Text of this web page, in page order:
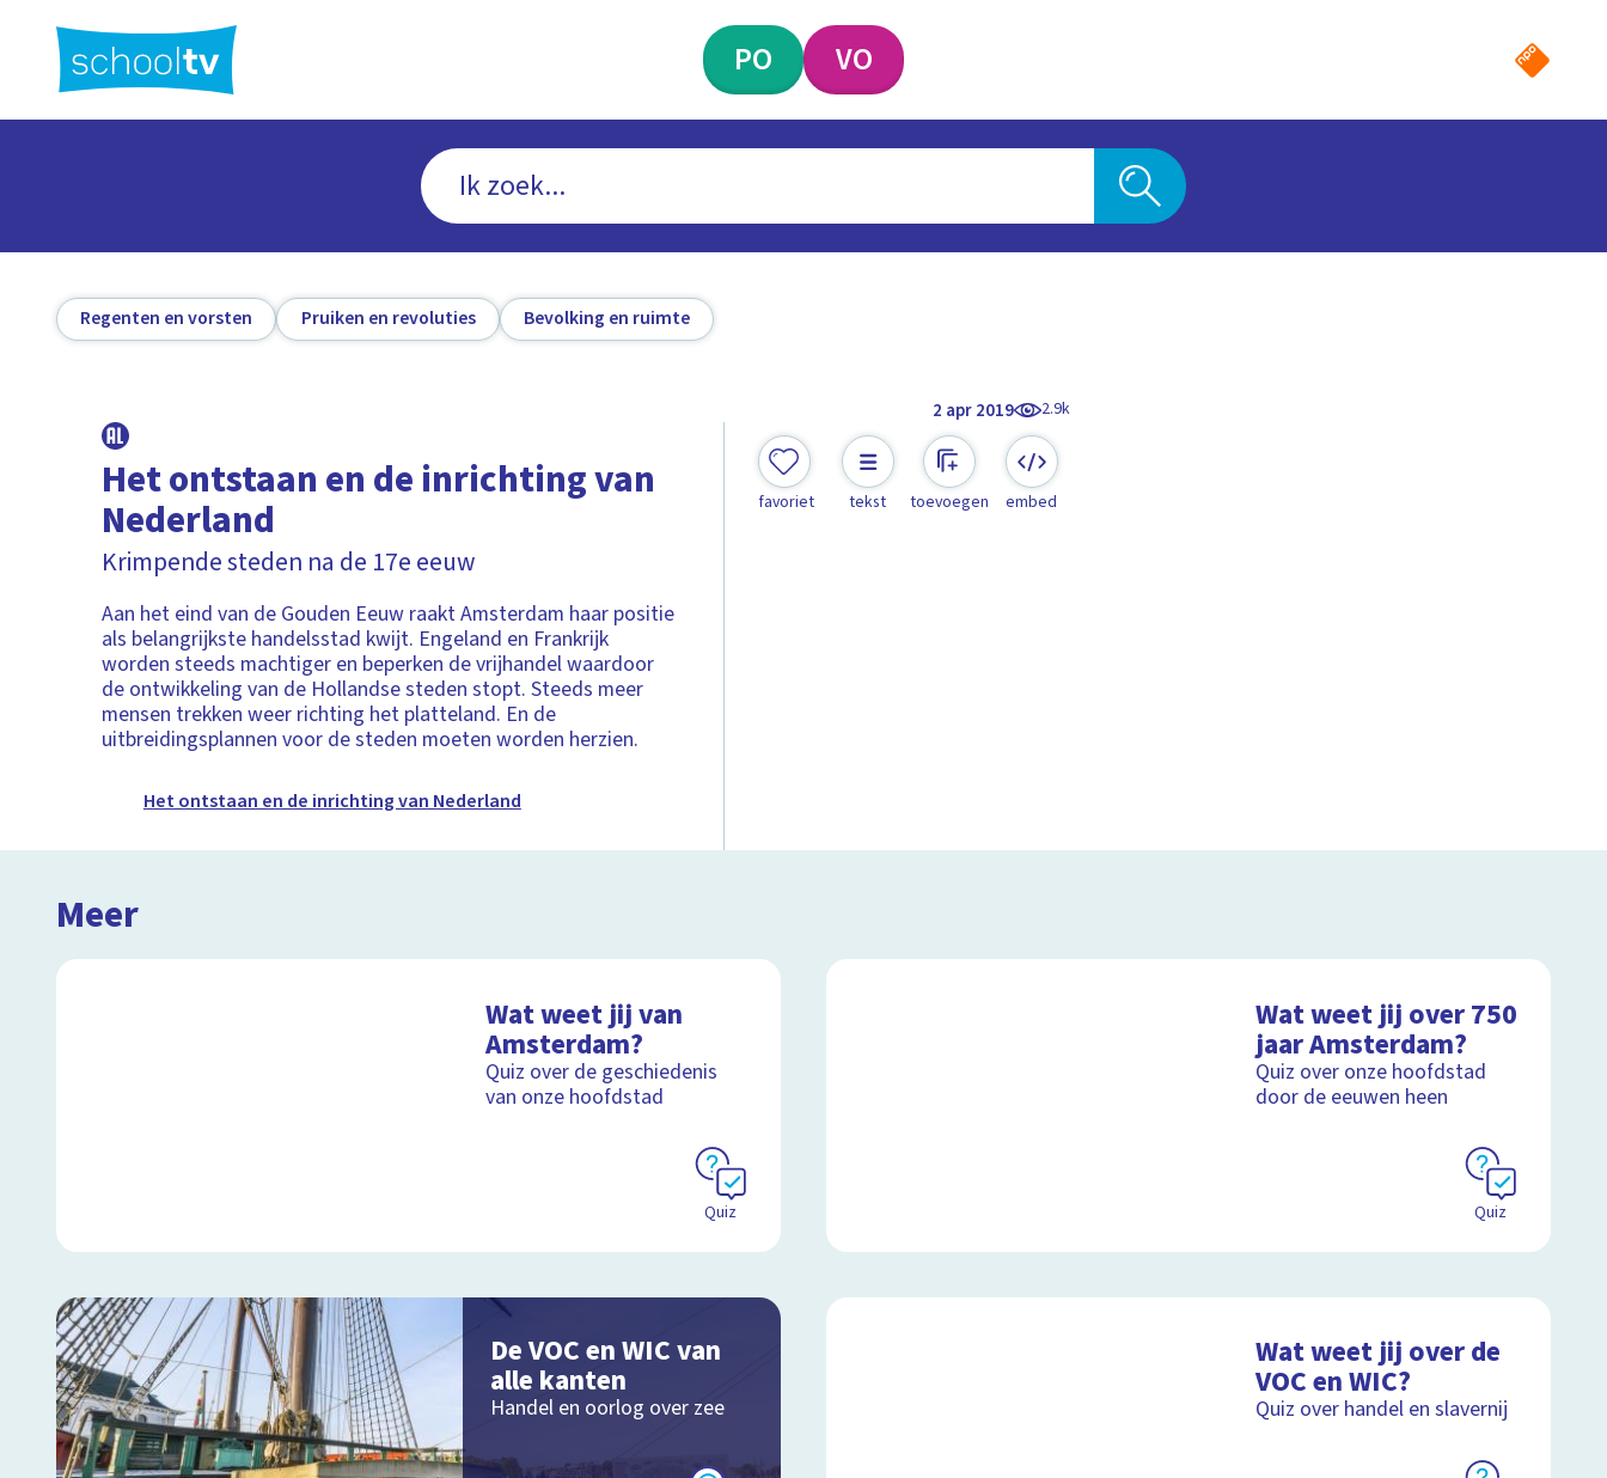
hoofdinhoud
PO VO
Regenten en vorsten Pruiken en revoluties Bevolking en ruimte
2 apr 2019 2.9k
Het ontstaan en de inrichting van
Nederland
Krimpende steden na de 17e eeuw
Aan het eind van de Gouden Eeuw raakt Amsterdam haar positie
als belangrijkste handelsstad kwijt. Engeland en Frankrijk
worden steeds machtiger en beperken de vrijhandel waardoor
de ontwikkeling van de Hollandse steden stopt. Steeds meer
mensen trekken weer richting het platteland. En de
uitbreidingsplannen voor de steden moeten worden herzien.
Het ontstaan en de inrichting van Nederland
favoriet tekst toevoegen embed
Meer
Wat weet jij van
Amsterdam?
Quiz over de geschiedenis
van onze hoofdstad
Quiz
Wat weet jij over 750
jaar Amsterdam?
Quiz over onze hoofdstad
door de eeuwen heen
Quiz
De VOC en WIC van
alle kanten
Handel en oorlog over zee
Wat weet jij over de
VOC en WIC?
Quiz over handel en slavernij